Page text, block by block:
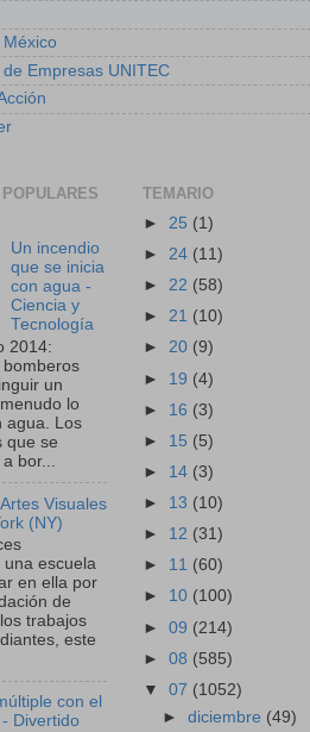
México
Empresas UNITEC
Un incendio
que se inicia
con agua -
Ciencia y
Tecnología
2014:
un
lo
agua. Los
que se
bor...
Visuales
(NY)
una escuela
en ella por
de
trabajos
este
con el
Divertido
TEMARIO
► 25 (1)
► 24 (11)
► 22 (58)
► 21 (10)
► 20 (9)
► 19 (4)
► 16 (3)
► 15 (5)
► 14 (3)
► 13 (10)
► 12 (31)
► 11 (60)
► 10 (100)
► 09 (214)
► 08 (585)
▼ 07 (1052)
►diciembre (49)